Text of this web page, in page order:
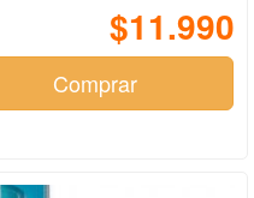
$11.990
Comprar